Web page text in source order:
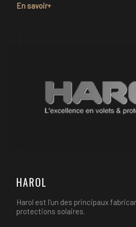
En savoir+
HAROL
Harol est l'un des principaux
protections solaires.